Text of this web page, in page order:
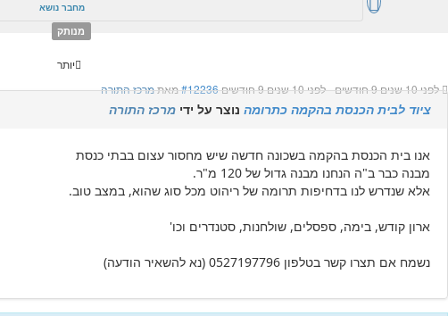
מחבר נושא
מנותק
יותר
לפני 10 שנים 9 חודשים
-לפני 10 שנים 9 חודשים #12236מאתמרכז התורה
ציוד לבית הכנסת בהקמה כתרומה נוצר על ידימרכז התורה
אנו בית הכנסת בהקמה בשכונה חדשה שיש מחסור עצום בבתי כנסת
מבנה כבר ב"ה הנחנו מבנה גדול של 120 מ"ר.
אלא שנדרש לנו בדחיפות תרומה של ריהוט מכל סוג שהוא, במצב טוב.
ארון קודש, בימה, ספסלים, שולחנות, סטנדרים וכו'
נשמח אם תצרו קשר בטלפון 0527197796 (נא להשאיר הודעה)